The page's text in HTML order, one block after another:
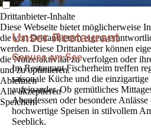
Unser Restaurant
Genuss am See
Im Restaurant Fischerheim treffen
saisonale Küche und die
aufeinander. Ob gemütliches
Abendessen oder besondere
hochwertige Speisen in stilvollem
Seeblick.
Drittanbieter-Inhalte
Diese Webseite bietet möglicherweise
die von Drittanbietern
werden. Diese Drittanbieter können
die Nutzeraktivität zu verfolgen oder
und zu optimieren.
Ablehnen
Alle akzeptieren
Speichern